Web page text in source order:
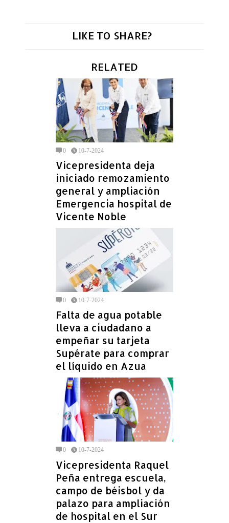
LIKE TO SHARE?
RELATED
0 10-7-2024
Vicepresidenta deja
iniciado remozamiento
general y ampliación
Emergencia hospital de
Vicente Noble
0 10-7-2024
Falta de agua potable
lleva a ciudadano a
empeñar su tarjeta
Supérate para comprar
el líquido en Azua
0 10-7-2024
Vicepresidenta Raquel
Peña entrega escuela,
campo de béisbol y da
palazo para ampliación
de hospital en el Sur